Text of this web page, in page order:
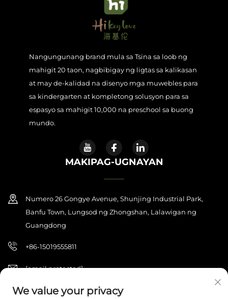
Nangungunang brand mula sa Tsina sa loob ng
mahigit 20 taon, nagbibigay ng ligtas sa kalikasan
at may de-kalidad na disenyo mga muwebles para
sa kindergarten at kompletong solusyon para sa
espasyo sa mahigit 10,000 na preschool sa buong
mundo.
MAKIPAG-UGNAYAN
Numero 26 Gongye Avenue, Shunjing Industrial Park,
Banfu Town, Lungsod ng Zhongshan, Lalawigan ng
Guangdong
+86-15019555811
[email protected]
We value your privacy